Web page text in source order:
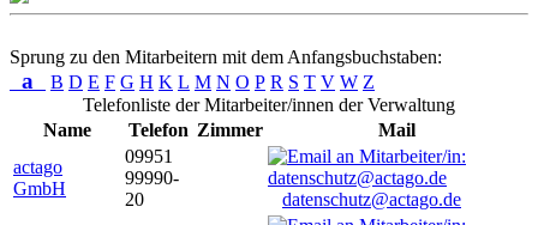
Sprung zu den Mitarbeitern mit dem Anfangsbuchstaben:
a B D E F G H K L M N O P R S T V W Z
Telefonliste der Mitarbeiter/innen der Verwaltung
Name
Telefon Zimmer
Mail
actago
GmbH
09951
99990-
20
datenschutz@actago.de